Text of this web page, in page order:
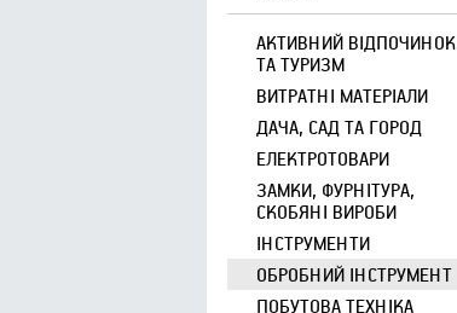
АКТИВНИЙ ВІДПОЧИНОК
ТА ТУРИЗМ
ВИТРАТНІ МАТЕРІАЛИ
ДАЧА, САД ТА ГОРОД
ЕЛЕКТРОТОВАРИ
ЗАМКИ, ФУРНІТУРА,
СКОБЯНІ ВИРОБИ
ІНСТРУМЕНТИ
ОБРОБНИЙ ІНСТРУМЕНТ
ПОБУТОВА ТЕХНІКА